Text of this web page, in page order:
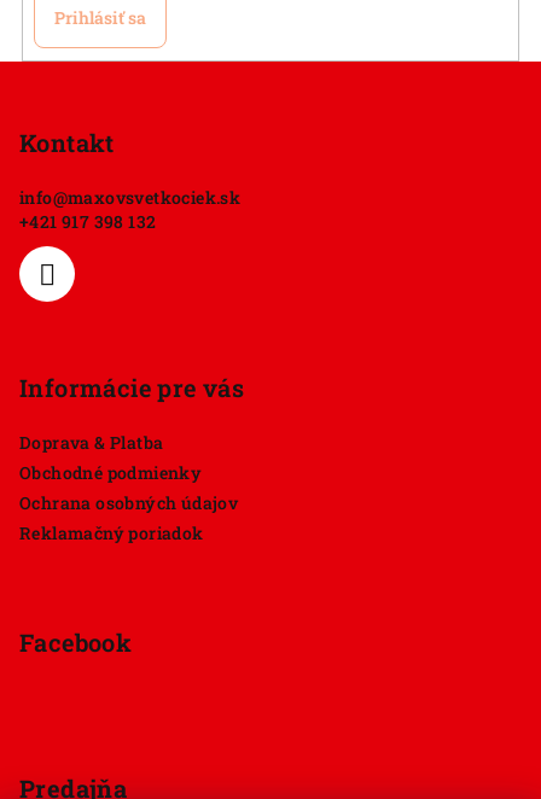
Prihlásiť sa
Kontakt
info@maxovsvetkociek.sk
+421 917 398 132
Informácie pre vás
Doprava & Platba
Obchodné podmienky
Ochrana osobných údajov
Reklamačný poriadok
Facebook
Predajňa